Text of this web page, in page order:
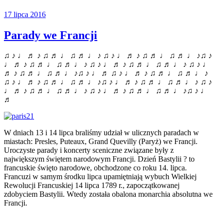
17 lipca 2016
Parady we Francji
♫ ♪ ♩ ♬ ♪ ♫ ♬ ♩ ♫ ♬ ♩ ♪ ♫ ♪ ♩ ♬ ♪ ♫ ♬ ♩ ♫ ♬ ♩ ♪♫ ♪
♩ ♬ ♪ ♫ ♬ ♩ ♫ ♬ ♩ ♪ ♫ ♪ ♩ ♬ ♪ ♫ ♬ ♩ ♫ ♬ ♩ ♪ ♫ ♪ ♩
♬ ♪ ♫ ♬ ♩ ♫ ♬ ♩ ♪♫ ♪ ♩ ♬ ♫ ♪ ♩ ♬ ♪ ♫ ♬ ♩ ♫ ♬ ♩ ♪
♫ ♪ ♩ ♬ ♪ ♫ ♬ ♩ ♫ ♬ ♩ ♪♫ ♪ ♩ ♬ ♪ ♫ ♬ ♩ ♫ ♬ ♩ ♪ ♫ ♪
♩ ♬ ♪ ♫ ♬ ♩ ♫ ♬ ♩ ♪ ♫ ♪ ♩ ♬ ♪ ♫ ♬ ♩ ♫ ♬ ♩ ♪♫ ♪ ♩
♬
W dniach 13 i 14 lipca braliśmy udział w ulicznych paradach w
miastach: Presles, Puteaux, Grand Quevilly (Paryż) we Francji.
Uroczyste parady i koncerty sceniczne związane były z
największym świętem narodowym Francji. Dzień Bastylii ? to
francuskie święto narodowe, obchodzone co roku 14. lipca.
Francuzi w samym środku lipca upamiętniają wybuch Wielkiej
Rewolucji Francuskiej 14 lipca 1789 r., zapoczątkowanej
zdobyciem Bastylii. Wtedy została obalona monarchia absolutna we
Francji.